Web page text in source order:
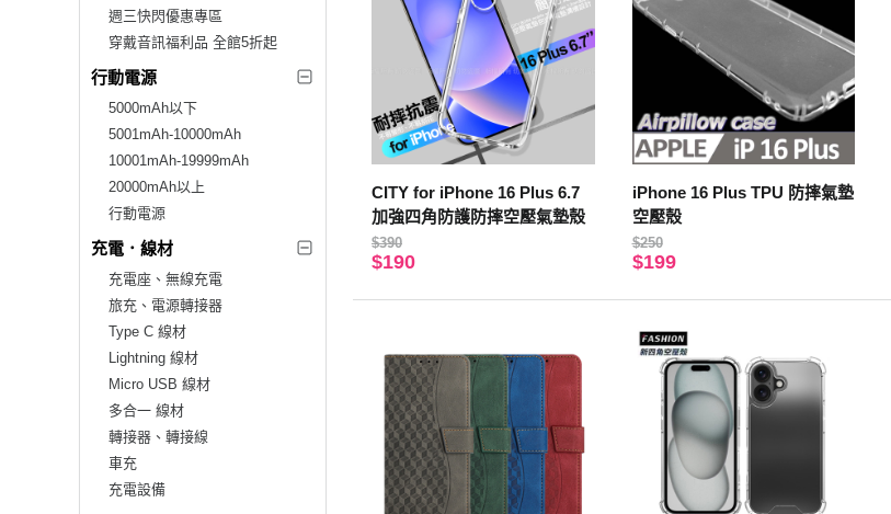
週三快閃優惠專區
穿戴音訊福利品 全館5折起
行動電源
5000mAh以下
5001mAh-10000mAh
10001mAh-19999mAh
20000mAh以上
行動電源
充電．線材
充電座、無線充電
旅充、電源轉接器
Type C 線材
Lightning 線材
Micro USB 線材
多合一 線材
轉接器、轉接線
車充
充電設備
CITY for iPhone 16 Plus 6.7
加強四角防護防摔空壓氣墊殼
$390
$190
iPhone 16 Plus TPU 防摔氣墊
空壓殼
$250
$199